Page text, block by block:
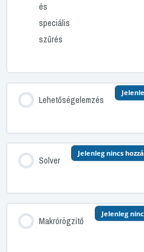
és
speciális
szűrés
Lehetőségelemzés
Solver
Jelenleg nincs
Makrórögzítő
Jelenleg